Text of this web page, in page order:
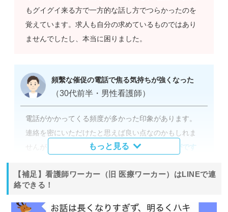
もっと見る
もグイグイ来る方で一方的な話し方でつらかったのを
覚えています。求人も自分の求めているものではあり
ませんでしたし、本当に困りました。
頻繫な催促の電話で焦る気持ちが強くなった
（30代前半・男性看護師）
電話がかかってくる頻度が多かった印象があります。
連絡を密にいただけたと思えば良い点なのかもしれま
せんが、前回
紹介した病院を検討してみていかがです
に思った記憶があります。また、勤務上不規則勤務も
あるため、連絡をいただいても、留守番電話になって
いたことも多く、連絡頻度を少し空けていただいたほ
【補足】看護師ワーカー（旧 医療ワーカー）はLINEで連
絡できる！